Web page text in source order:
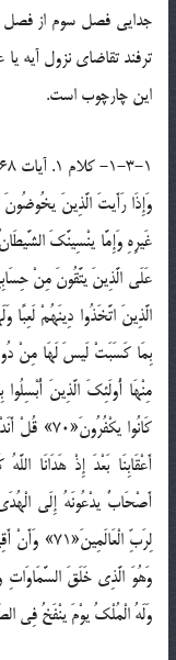
جدايي فصل سوم از فصل
ترفند تقاضاي نزول آيه
اين چارچوب است.
1-3-1- کلام 1. آيات 68 تا 73
وَإِذَا رَأَيتَ الَّذِينَ
الَّذِينَ اتَّخَذُوا دِينَهُمْ لَعِبًا
بِمَا كَسَبَتْ لَيسَ لَهَا مِنْ
مِنْهَا أُولَئِكَ الَّذِينَ
كَانُوا
أَعْقَابِنَا بَعْدَ إِذْ هَدَانَا
أَصْحَابٌ يدْعُونَهُ إِلَى
وَهُوَ الَّذِي خَلَقَ
وَلَهُ الْمُلْكُ يوْمَ ينْفَخُ فِي